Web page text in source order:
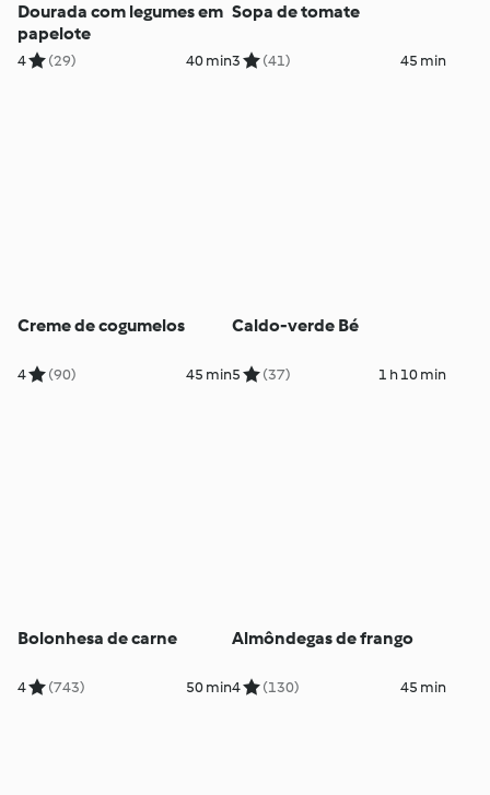
Dourada com legumes em
papelote
4 (29) 40 min
Sopa de tomate
3 (41) 45 min
Creme de cogumelos
4 (90) 45 min
Caldo-verde Bé
5 (37) 1 h 10 min
Bolonhesa de carne
4 (743) 50 min
Almôndegas de frango
4 (130) 45 min